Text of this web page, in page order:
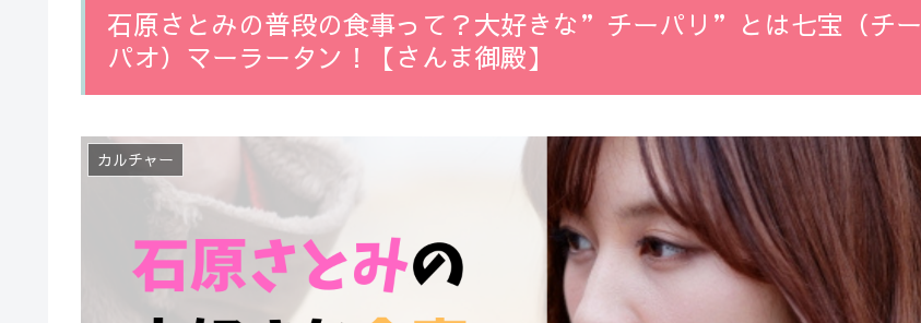
石原さとみの普段の食事って？大好きな”チーパリ”とは七宝（チー
パオ）マーラータン！【さんま御殿】
カルチャー